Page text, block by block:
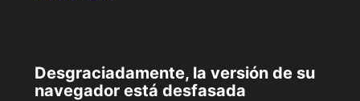
Desgraciadamente, la versión de su
navegador está desfasada